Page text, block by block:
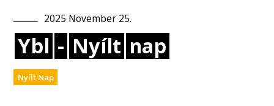
2025 November 25.
Ybl - Nyílt nap
Nyílt Nap